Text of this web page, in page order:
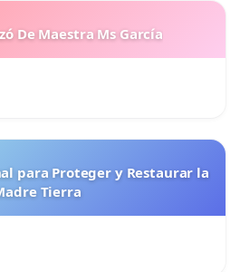
De Maestra Ms García
para Proteger y Restaurar la
Tierra